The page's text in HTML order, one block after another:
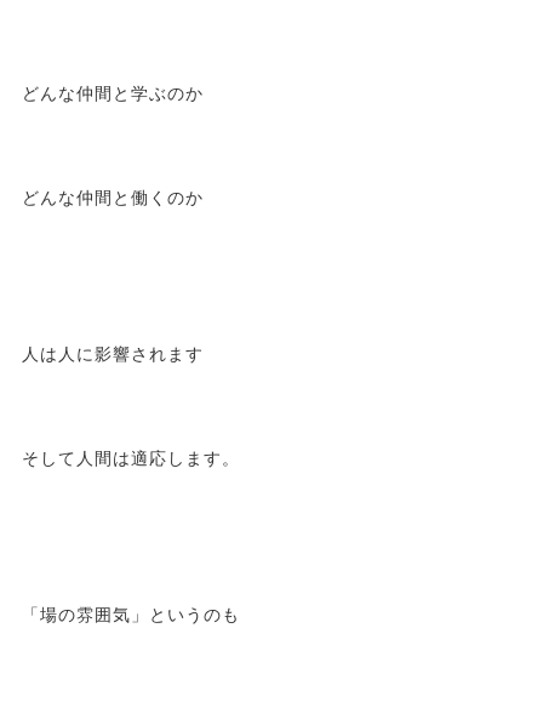
どんな仲間と学ぶのか
どんな仲間と働くのか
人は人に影響されます
そして人間は適応します。
「場の雰囲気」というのも